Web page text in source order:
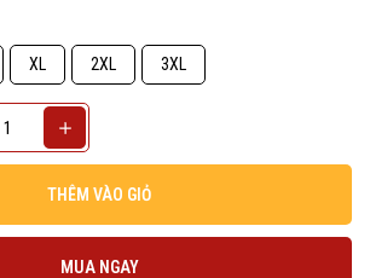
XL 2XL 3XL
THÊM VÀO GIỎ
MUA NGAY